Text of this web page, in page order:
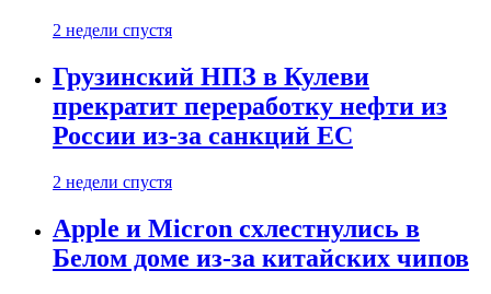
2 недели спустя
Грузинский НПЗ в Кулеви
прекратит переработку нефти из
России из-за санкций ЕС
2 недели спустя
Apple и Micron схлестнулись в
Белом доме из-за китайских чипов